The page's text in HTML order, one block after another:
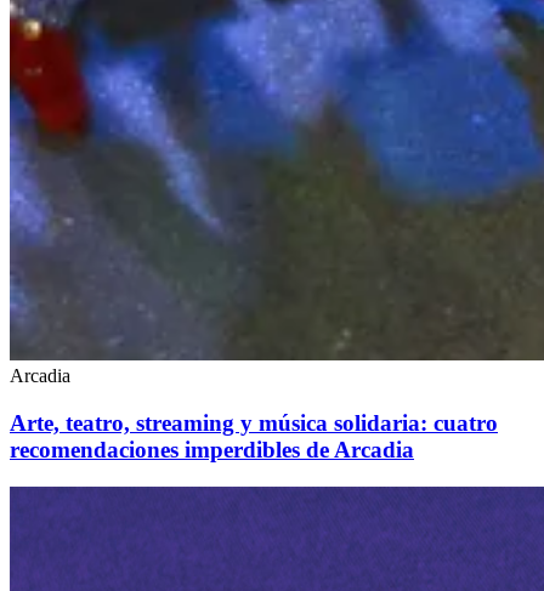
Arcadia
Arte, teatro, streaming y música solidaria: cuatro
recomendaciones imperdibles de Arcadia